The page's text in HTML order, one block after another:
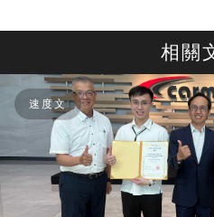
相關
速度文